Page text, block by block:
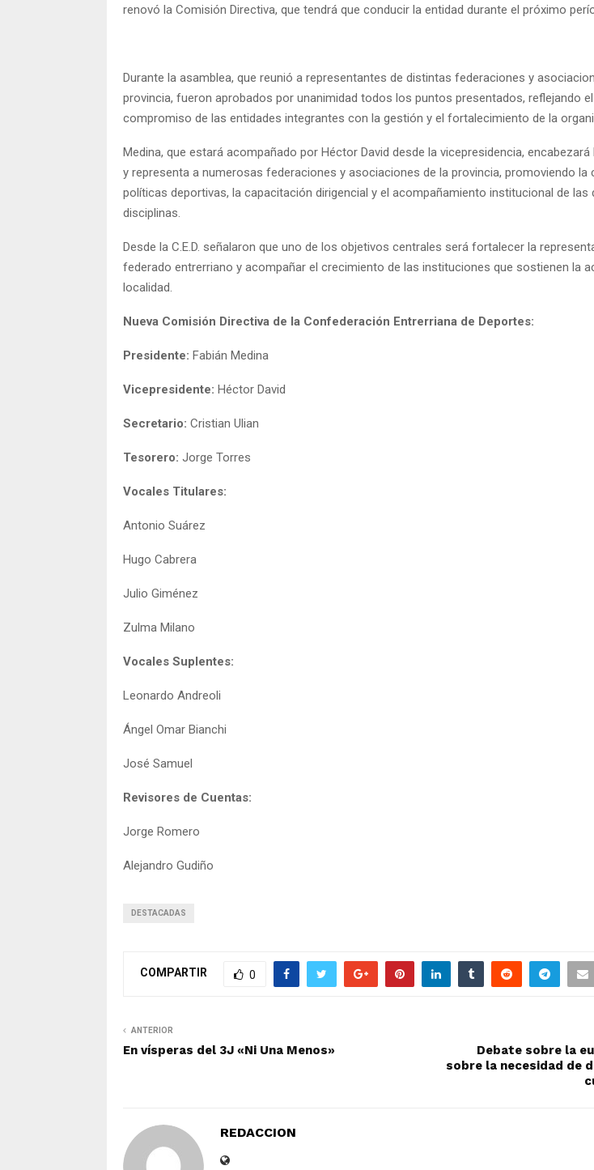
renovó la Comisión Directiva, que tendrá que conducir la entidad durante el próximo
Durante la asamblea, que reunió a representantes de distintas federaciones y
provincia, fueron aprobados por unanimidad todos los puntos presentados, reflejando
compromiso de las entidades integrantes con la gestión y el fortalecimiento de la
Medina, que estará acompañado por Héctor David desde la vicepresidencia, encabezará
y representa a numerosas federaciones y asociaciones de la provincia, promoviendo la
políticas deportivas, la capacitación dirigencial y el acompañamiento institucional de las
disciplinas.
Desde la C.E.D. señalaron que uno de los objetivos centrales será fortalecer la
federado entrerriano y acompañar el crecimiento de las instituciones que sostienen la
localidad.
Nueva Comisión Directiva de la Confederación Entrerriana de Deportes:
Presidente: Fabián Medina
Vicepresidente: Héctor David
Secretario: Cristian Ulian
Tesorero: Jorge Torres
Vocales Titulares:
Antonio Suárez
Hugo Cabrera
Julio Giménez
Zulma Milano
Vocales Suplentes:
Leonardo Andreoli
Ángel Omar Bianchi
José Samuel
Revisores de Cuentas:
Jorge Romero
Alejandro Gudiño
DESTACADAS
COMPARTIR 0
ANTERIOR
En vísperas del 3J «Ni Una Menos»
Debate sobre la
sobre la necesidad de
REDACCION